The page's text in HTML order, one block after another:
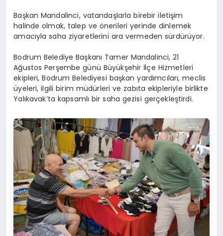
Başkan Mandalinci, vatandaşlarla birebir iletişim
halinde olmak, talep ve önerileri yerinde dinlemek
amacıyla saha ziyaretlerini ara vermeden sürdürüyor.
Bodrum Belediye Başkanı Tamer Mandalinci, 21
Ağustos Perşembe günü Büyükşehir İlçe Hizmetleri
ekipleri, Bodrum Belediyesi başkan yardımcıları, meclis
üyeleri, ilgili birim müdürleri ve zabıta ekipleriyle birlikte
Yalıkavak’ta kapsamlı bir saha gezisi gerçekleştirdi.